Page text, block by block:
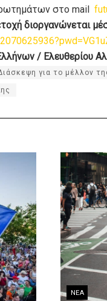
στο mail
διοργανώνεται
/ Ελευθερίου
για το μέλλον
ΝΈΑ